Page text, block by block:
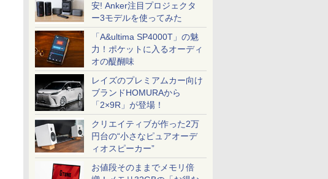
安! Anker注目プロジェクタ
ー3モデルを使ってみた
「A&ultima SP4000T」の魅
力！ポケットに入るオーディ
オの醍醐味
レイズのプレミアムカー向け
ブランドHOMURAから
「2×9R」が登場！
クリエイティブが作った2万
円台の“小さなピュアオーデ
ィオスピーカー”
お値段そのままでメモリ倍